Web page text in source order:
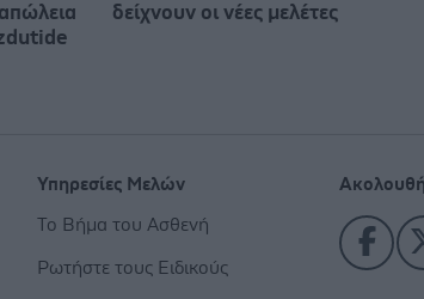
δείχνουν οι νέες μελέτες
Υπηρεσίες Μελών
Το Βήμα του Ασθενή
Ρωτήστε τους Ειδικούς